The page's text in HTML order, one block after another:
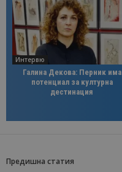
Интервю
Галина Декова: Перник има
потенциал за културна
дестинация
Предишна статия